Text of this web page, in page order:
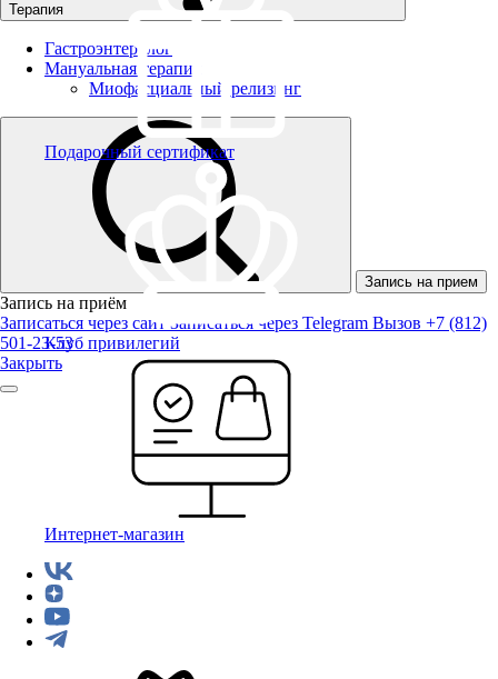
Терапия
Гастроэнтеролог
Мануальная терапия
Миофасциальный релизинг
Запись на прием
Запись на приём
Записаться через сайт Записаться через Telegram Вызов +7 (812)
501-23-53
Закрыть
Подарочный сертификат
Клуб привилегий
Интернет-магазин